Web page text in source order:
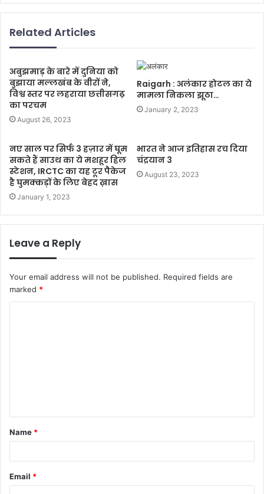
Related Articles
अबुझमाड़ के बारे में दुनिया को
बुझाया मल्लखंब के वीरों ने,
विश्व स्तर पर लहराया छत्तीसगढ़
का परचम
August 26, 2023
Raigarh : अलंकार होटल का ये
मामला निकला झूठा…
January 2, 2023
नए साल पर सिर्फ 3 हज़ार में घूम
सकते हैं साउथ का ये मशहूर हिल
स्टेशन, IRCTC का यह टूर पैकेज
है घुमक्कड़ों के लिए बेहद ख़ास
January 1, 2023
भारत ने आज इतिहास रच दिया
चंद्रयान 3
August 23, 2023
Leave a Reply
Your email address will not be published. Required fields are
marked *
t
*
Name *
Email *